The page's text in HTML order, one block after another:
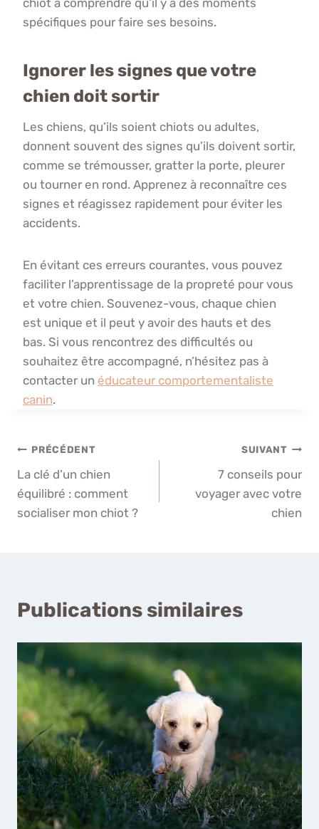
spécifiques pour faire ses besoins.
Ignorer les signes que votre
chien doit sortir
Les chiens, qu’ils soient chiots ou adultes,
donnent souvent des signes qu’ils doivent sortir,
comme se trémousser, gratter la porte, pleurer
ou tourner en rond. Apprenez à reconnaître ces
signes et réagissez rapidement pour éviter les
accidents.
En évitant ces erreurs courantes, vous pouvez
faciliter l’apprentissage de la propreté pour vous
et votre chien. Souvenez-vous, chaque chien
est unique et il peut y avoir des hauts et des
bas. Si vous rencontrez des difficultés ou
souhaitez être accompagné, n’hésitez pas à
contacter un éducateur comportementaliste
canin.
Navigation
de
l’article
PRÉCÉDENT
La clé d’un chien
équilibré : comment
socialiser mon chiot ?
SUIVANT
7 conseils pour
voyager avec votre
chien
Publications similaires